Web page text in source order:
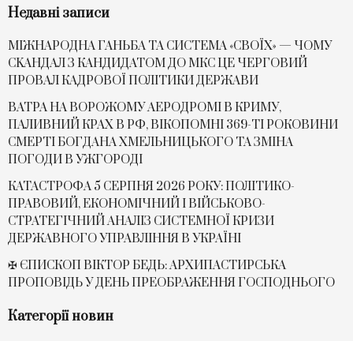
Недавні записи
МІЖНАРОДНА ГАНЬБА ТА СИСТЕМА «СВОЇХ» — ЧОМУ
СKАНДАЛ З КАНДИДАТОМ ДО МКС ЦЕ ЧЕРГОВИЙ
ПРОВАЛ КАДРОВОЇ ПОЛІТИКИ ДЕРЖАВИ
ВАТРА НА ВОРОЖОМУ АЕРОДРОМІ В КРИМУ,
ПАЛИВНИЙ КРАХ В РФ, ВІКОПОМНІ 369-ТІ РОКОВИНИ
СМЕРТІ БОГДАНА ХМЕЛЬНИЦЬКОГО ТА ЗМІНА
ПОГОДИ В УЖГОРОДІ
КАТАСТРОФА 5 СЕРПНЯ 2026 РОКУ: ПОЛІТИКО-
ПРАВОВИЙ, ЕКОНОМІЧНИЙ І ВІЙСЬКОВО-
СТРАТЕГІЧНИЙ АНАЛІЗ СИСТЕМНОЇ КРИЗИ
ДЕРЖАВНОГО УПРАВЛІННЯ В УКРАЇНІ
✠ ЄПИСКОП ВІКТОР БЕДЬ: АРХИПАСТИРСЬКА
ПРОПОВІДЬ У ДЕНЬ ПРЕОБРАЖЕННЯ ГОСПОДНЬОГО
Категорії новин